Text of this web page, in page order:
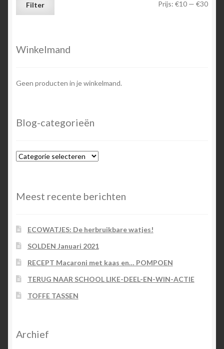
Min.
Max.
Filter Prijs: €10 — €30
Winkelmand
Geen producten in je winkelmand.
Blog-categorieën
Blog-
Meest recente berichten
ECOWATJES: De herbruikbare watjes!
SOLDEN Januari 2021
RECEPT Macaroni met kaas en… POMPOEN
TERUG NAAR SCHOOL LIKE-DEEL-EN-WIN-ACTIE
TOFFE TASSEN
Archief